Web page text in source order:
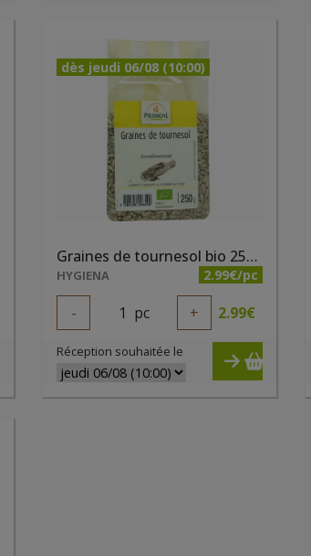
dès jeudi 06/08 (10:00)
Graines de tournesol bio 250g
HYGIENA 2.99€/pc
- 1 pc + 2.99€
Réception souhaitée le